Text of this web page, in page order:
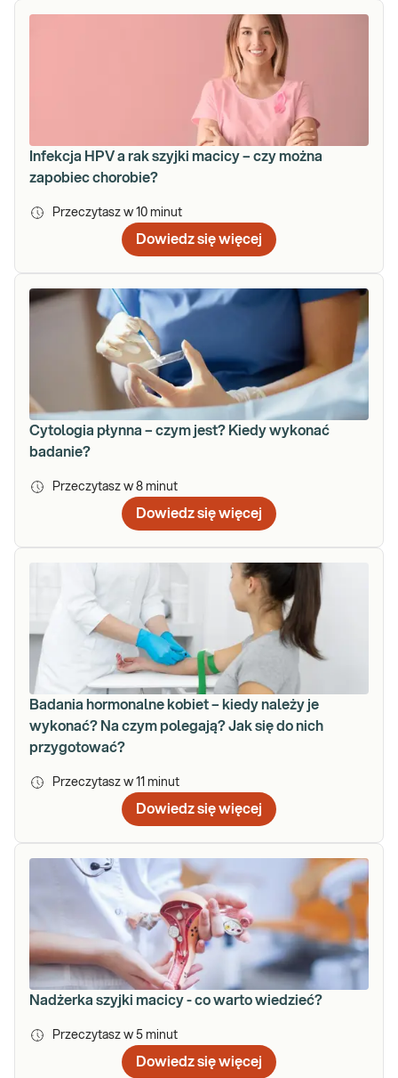
Infekcja HPV a rak szyjki macicy – czy można
zapobiec chorobie?
Przeczytasz w 10 minut
Dowiedz się więcej
Cytologia płynna – czym jest? Kiedy wykonać
badanie?
Przeczytasz w 8 minut
Dowiedz się więcej
Badania hormonalne kobiet – kiedy należy je
wykonać? Na czym polegają? Jak się do nich
przygotować?
Przeczytasz w 11 minut
Dowiedz się więcej
Nadżerka szyjki macicy - co warto wiedzieć?
Przeczytasz w 5 minut
Dowiedz się więcej